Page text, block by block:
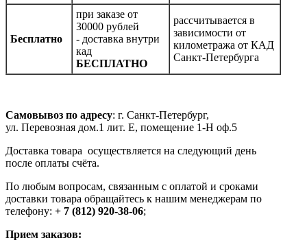
Бесплатно
при заказе от
30000 рублей
- доставка внутри
кад
БЕСПЛАТНО
рассчитывается в
зависимости от
километража от КАД
Санкт-Петербурга
Самовывоз по адресу: г. Санкт-Петербург,
ул. Перевозная дом.1 лит. Е, помещение 1-Н оф.5
Доставка товара осуществляется на следующий день
после оплаты счёта.
По любым вопросам, связанным с оплатой и сроками
доставки товара обращайтесь к нашим менеджерам по
телефону: + 7 (812) 920-38-06;
Прием заказов: